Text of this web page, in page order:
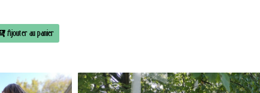
Ajouter au panier